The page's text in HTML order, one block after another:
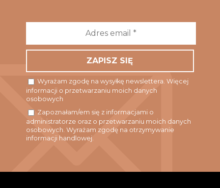
*
Wyrażam zgodę na wysyłkę newslettera. Więcej
informacji o przetwarzaniu moich danych
osobowych
Zapoznałam/em się z informacjami o
administratorze oraz o przetwarzaniu moich danych
osobowych. Wyrażam zgodę na otrzymywanie
informacji handlowej.